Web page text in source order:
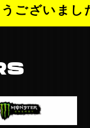
ざいました